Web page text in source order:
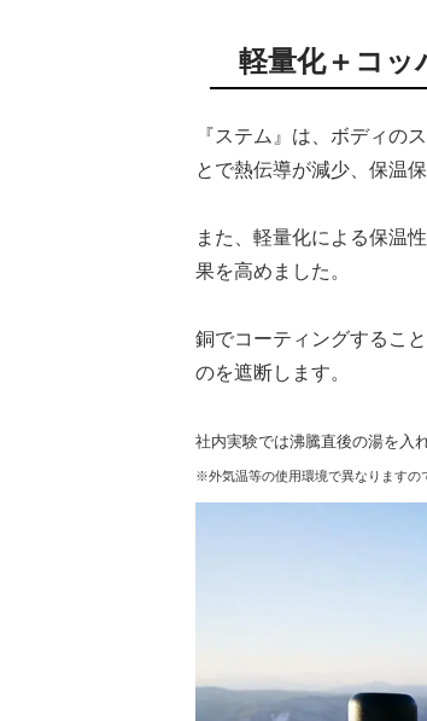
軽量化＋コッ
『ステム』は、ボディの
とで熱伝導が減少、保温
また、軽量化による保温
果を高めました。
銅でコーティングするこ
のを遮断します。
社内実験では沸騰直後の湯を入
※外気温等の使用環境で異なりますの